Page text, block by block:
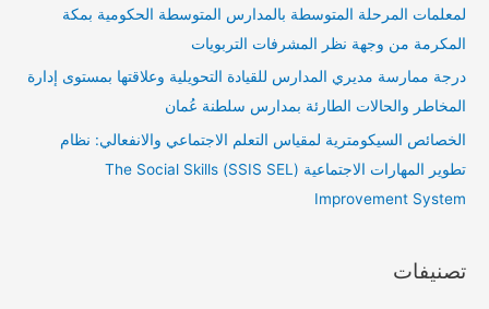
لمعلمات المرحلة المتوسطة بالمدارس المتوسطة الحكومية بمكة
المكرمة من وجهة نظر المشرفات التربويات
درجة ممارسة مديري المدارس للقيادة التحويلية وعلاقتها بمستوى إدارة
المخاطر والحالات الطارئة بمدارس سلطنة عُمان
الخصائص السيكومترية لمقياس التعلم الاجتماعي والانفعالي: نظام
تطوير المهارات الاجتماعية (SSIS SEL) The Social Skills
Improvement System
تصنيفات